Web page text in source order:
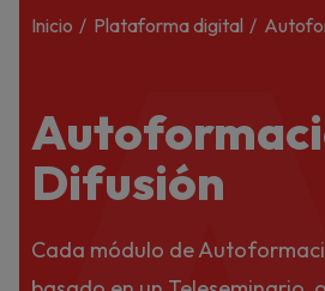
Inicio Plataforma digital
Difusión
Cada módulo de